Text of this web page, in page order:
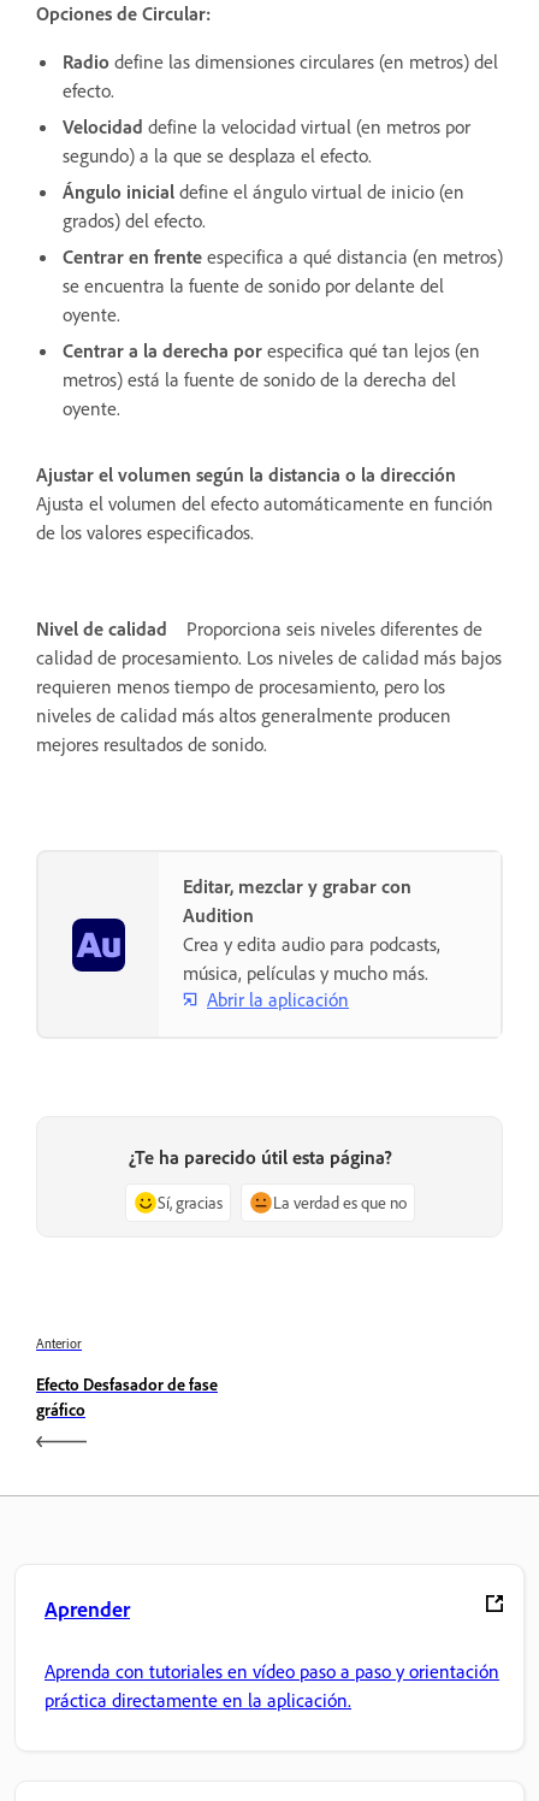
Opciones de Circular:
Radio define las dimensiones circulares (en metros) del
efecto.
Velocidad define la velocidad virtual (en metros por
segundo) a la que se desplaza el efecto.
Ángulo inicial define el ángulo virtual de inicio (en
grados) del efecto.
Centrar en frente especifica a qué distancia (en metros)
se encuentra la fuente de sonido por delante del
oyente.
Centrar a la derecha por especifica qué tan lejos (en
metros) está la fuente de sonido de la derecha del
oyente.
Ajustar el volumen según la distancia o la dirección
Ajusta el volumen del efecto automáticamente en función
de los valores especificados.
Nivel de calidad
Proporciona seis niveles diferentes de
calidad de procesamiento. Los niveles de calidad más bajos
requieren menos tiempo de procesamiento, pero los
niveles de calidad más altos generalmente producen
mejores resultados de sonido.
Editar, mezclar y grabar con
Audition
Crea y edita audio para podcasts,
música, películas y mucho más.
Abrir la aplicación
¿Te ha parecido útil esta página?
Sí, gracias La verdad es que no
Anterior
Efecto Desfasador de fase
gráfico
Aprender
Aprenda con tutoriales en vídeo paso a paso y orientación
práctica directamente en la aplicación.